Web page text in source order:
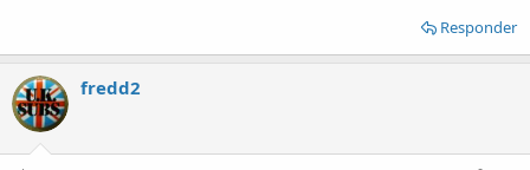
Responder
fredd2